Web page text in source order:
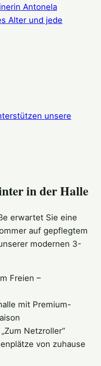
Antonela
Alter und jede
unsere
in der Halle
erwartet Sie eine
auf gepflegtem
modernen 3-
Freien –
mit Premium-
Netzroller“
von zuhause